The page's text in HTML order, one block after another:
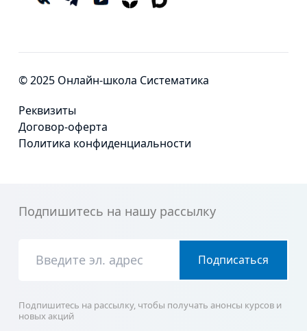
© 2025 Онлайн-школа Систематика
Реквизиты
Договор-оферта
Политика конфиденциальности
Подпишитесь на нашу рассылку
Подписаться
Подпишитесь на рассылку, чтобы получать анонсы курсов и
новых акций